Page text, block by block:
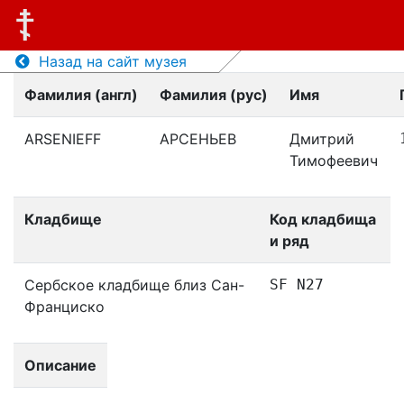
Назад на сайт музея
Фамилия (англ)
Фамилия (рус) Имя
ARSENIEFF АРСЕНЬЕВ
Дмитрий
Тимофеевич
Кладбище
Код кладбища
и ряд
Сербское кладбище близ Сан-
Франциско
SF N27
Описание